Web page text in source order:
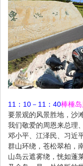
11：10－11：40棒棰
要景观的风景胜地，沙
我们敬爱的周恩来总理
邓小平、江泽民、习近
群山环绕，苍松翠柏，
山岛云遮雾绕，恍如蓬